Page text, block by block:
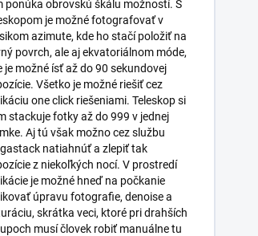
ponúka obrovskú škálu možností. S
je možné fotografovať v
azimute, kde ho stačí položiť na
povrch, ale aj ekvatoriálnom móde,
je možné ísť až do 90 sekundovej
Všetko je možné riešiť cez
one click riešeniami. Teleskop si
stackuje fotky až do 999 v jednej
Aj tú však možno cez službu
natiahnúť a zlepiť tak
z niekoľkých nocí. V prostredí
je možné hneď na počkanie
úpravu fotografie, denoise a
skrátka veci, ktoré pri drahších
musí človek robiť manuálne tu